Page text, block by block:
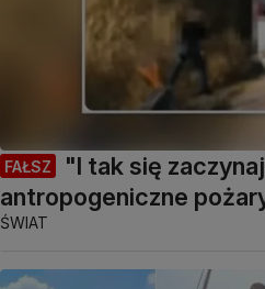
FAŁSZ
"I tak się
antropogeniczne
ŚWIAT